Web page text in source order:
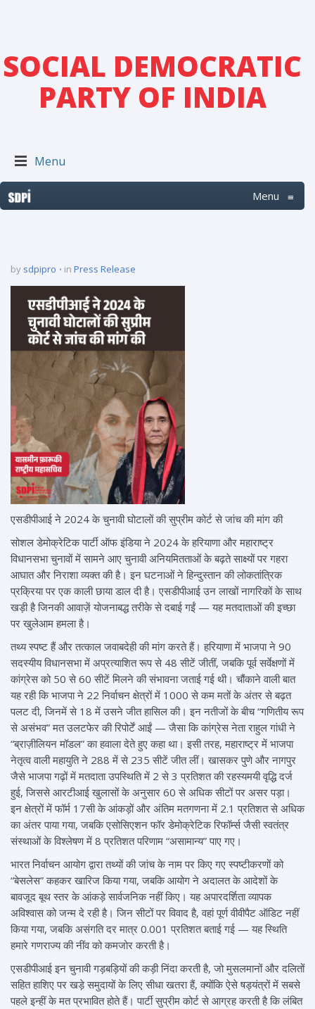
SOCIAL DEMOCRATIC
PARTY OF INDIA
Menu
Menu ≡
by sdpipro in Press Release
एसडीपीआई ने 2024 के चुनावी घोटालों की सुप्रीम कोर्ट से जांच की मांग की
सोशल डेमोक्रेटिक पार्टी ऑफ इंडिया ने 2024 के हरियाणा और महाराष्ट्र
विधानसभा चुनावों में सामने आए चुनावी अनियमितताओं के बढ़ते साक्ष्यों पर गहरा
आघात और निराशा व्यक्त की है। इन घटनाओं ने हिन्दुस्तान की लोकतांत्रिक
प्रक्रिया पर एक काली छाया डाल दी है। एसडीपीआई उन लाखों नागरिकों के साथ
खड़ी है जिनकी आवाज़ें योजनाबद्ध तरीके से दबाई गईं — यह मतदाताओं की इच्छा
पर खुलेआम हमला है।
तथ्य स्पष्ट हैं और तत्काल जवाबदेही की मांग करते हैं। हरियाणा में भाजपा ने 90
सदस्यीय विधानसभा में अप्रत्याशित रूप से 48 सीटें जीतीं, जबकि पूर्व सर्वेक्षणों में
कांग्रेस को 50 से 60 सीटें मिलने की संभावना जताई गई थी। चौंकाने वाली बात
यह रही कि भाजपा ने 22 निर्वाचन क्षेत्रों में 1000 से कम मतों के अंतर से बढ़त
पलट दी, जिनमें से 18 में उसने जीत हासिल की। इन नतीजों के बीच “गणितीय रूप
से असंभव” मत उलटफेर की रिपोर्टें आईं — जैसा कि कांग्रेस नेता राहुल गांधी ने
“ब्राज़ीलियन मॉडल” का हवाला देते हुए कहा था। इसी तरह, महाराष्ट्र में भाजपा
नेतृत्व वाली महायुति ने 288 में से 235 सीटें जीत लीं। खासकर पुणे और नागपुर
जैसे भाजपा गढ़ों में मतदाता उपस्थिति में 2 से 3 प्रतिशत की रहस्यमयी वृद्धि दर्ज
हुई, जिससे आरटीआई खुलासों के अनुसार 60 से अधिक सीटों पर असर पड़ा।
इन क्षेत्रों में फॉर्म 17सी के आंकड़ों और अंतिम मतगणना में 2.1 प्रतिशत से अधिक
का अंतर पाया गया, जबकि एसोसिएशन फॉर डेमोक्रेटिक रिफॉर्म्स जैसी स्वतंत्र
संस्थाओं के विश्लेषण में 8 प्रतिशत परिणाम “असामान्य” पाए गए।
भारत निर्वाचन आयोग द्वारा तथ्यों की जांच के नाम पर किए गए स्पष्टीकरणों को
“बेसलेस” कहकर खारिज किया गया, जबकि आयोग ने अदालत के आदेशों के
बावजूद बूथ स्तर के आंकड़े सार्वजनिक नहीं किए। यह अपारदर्शिता व्यापक
अविश्वास को जन्म दे रही है। जिन सीटों पर विवाद है, वहां पूर्ण वीवीपैट ऑडिट नहीं
किया गया, जबकि असंगति दर मात्र 0.001 प्रतिशत बताई गई — यह स्थिति
हमारे गणराज्य की नींव को कमजोर करती है।
एसडीपीआई इन चुनावी गड़बड़ियों की कड़ी निंदा करती है, जो मुसलमानों और दलितों
सहित हाशिए पर खड़े समुदायों के लिए सीधा खतरा हैं, क्योंकि ऐसे षड्यंत्रों में सबसे
पहले इन्हीं के मत प्रभावित होते हैं। पार्टी सुप्रीम कोर्ट से आग्रह करती है कि लंबित